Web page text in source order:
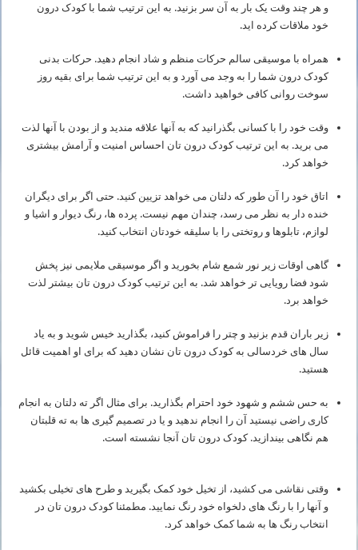
و هر چند وقت یک بار به آن سر بزنید. به این ترتیب شما با کودک درون
خود ملاقات کرده اید.
همراه با موسیقی سالم حرکات منظم و شاد انجام دهید. حرکات بدنی
کودک درون شما را به وجد می آورد و به این ترتیب شما برای بقیه روز
سوخت روانی کافی خواهید داشت.
وقت خود را با کسانی بگذرانید که به آنها علاقه مندید و از بودن با آنها لذت
می برید. به این ترتیب کودک درون تان احساس امنیت و آرامش بیشتری
خواهد کرد.
اتاق خود را آن طور که دلتان می خواهد تزیین کنید. حتی اگر برای دیگران
خنده دار به نظر می رسد، چندان مهم نیست. پرده ها، رنگ دیوار و اشیا و
لوازم، تابلوها و روتختی را با سلیقه خودتان انتخاب کنید.
گاهی اوقات زیر نور شمع شام بخورید و اگر موسیقی ملایمی نیز پخش
شود فضا رویایی تر خواهد شد. به این ترتیب کودک درون تان بیشتر لذت
خواهد برد.
زیر باران قدم بزنید و چتر را فراموش کنید، بگذارید خیس شوید و به یاد
سال های خردسالی به کودک درون تان نشان دهید که برای او اهمیت قائل
هستید.
به حس ششم و شهود خود احترام بگذارید. برای مثال اگر ته دلتان به انجام
کاری راضی نیستید آن را انجام ندهید و یا در تصمیم گیری ها به ته قلبتان
هم نگاهی بیندازید. کودک درون تان آنجا نشسته است.
وقتی نقاشی می کشید، از تخیل خود کمک بگیرید و طرح های تخیلی بکشید
و آنها را با رنگ های دلخواه خود رنگ نمایید. مطمئنا کودک درون تان در
انتخاب رنگ ها به شما کمک خواهد کرد.